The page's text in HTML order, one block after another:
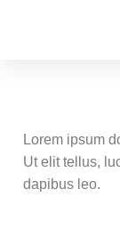
Lorem ipsum
Ut elit tellus,
dapibus leo.